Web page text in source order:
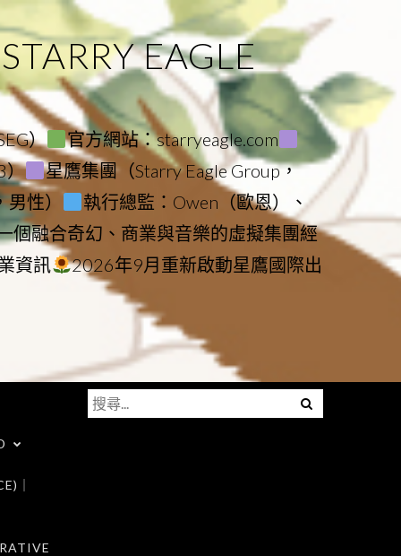
EAGLE
）
官方網站：starryeagle.com
）
星鷹集團（Starry Eagle Group，
性）
執行總監：Owen（歐恩）、
個融合奇幻、商業與音樂的虛擬集團經
資訊
2026年9月重新啟動星鷹國際出
｜
Menu
搜
尋